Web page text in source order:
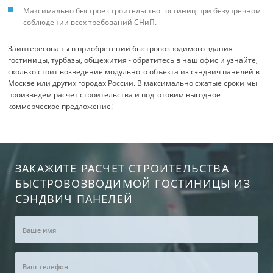
Максимально быстрое строительство гостиниц при безупречном
соблюдении всех требований СНиП.
Заинтересованы в приобретении быстровозводимого здания
гостиницы, турбазы, общежития - обратитесь в наш офис и узнайте,
сколько стоит возведение модульного объекта из сэндвич панелей в
Москве или других городах России. В максимально сжатые сроки мы
произведём расчет строительства и подготовим выгодное
коммерческое предложение!
ЗАКАЖИТЕ РАСЧЕТ СТРОИТЕЛЬСТВА
БЫСТРОВОЗВОДИМОЙ ГОСТИНИЦЫ ИЗ
СЭНДВИЧ ПАНЕЛЕЙ